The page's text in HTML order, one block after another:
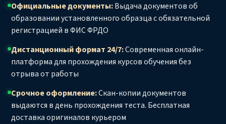
Официальные документы:Выдача документов об
образовании установленного образца с обязательной
регистрацией в ФИС ФРДО
Дистанционный формат 24/7:Современная онлайн-
платформа для прохождения курсов обучения без
отрыва от работы
Срочное оформление:Скан-копии документов
выдаются в день прохождения теста. Бесплатная
доставка оригиналов курьером